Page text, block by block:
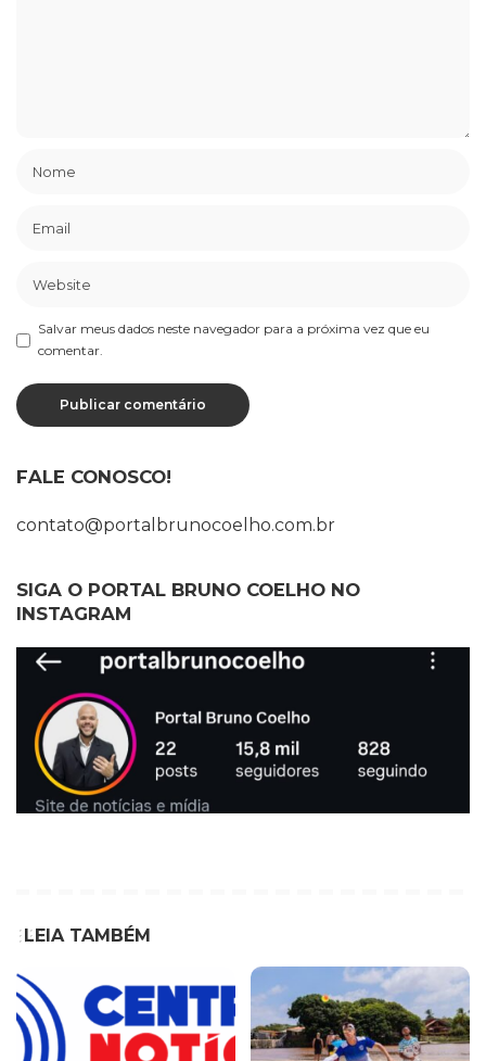
Salvar meus dados neste navegador para a próxima vez que eu
comentar.
FALE CONOSCO!
contato@portalbrunocoelho.com.br
SIGA O PORTAL BRUNO COELHO NO
INSTAGRAM
LEIA TAMBÉM